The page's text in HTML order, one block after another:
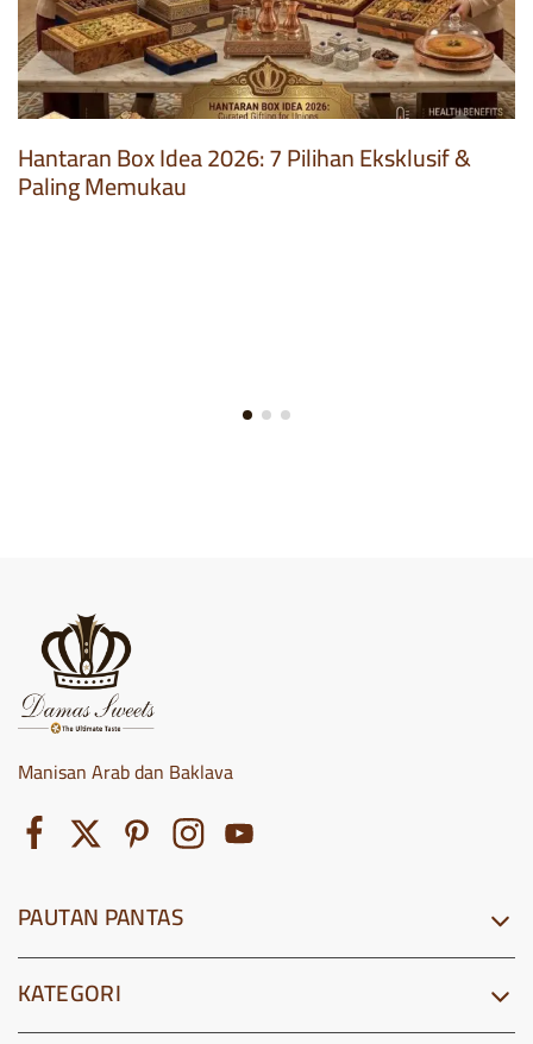
Hantaran Box Idea 2026: 7 Pilihan Eksklusif &
Paling Memukau
Manisan Arab dan Baklava
PAUTAN PANTAS
KATEGORI